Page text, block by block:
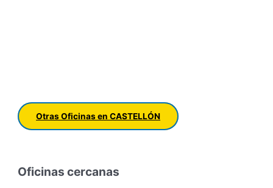
Otras Oficinas en CASTELLÓN
Oficinas cercanas